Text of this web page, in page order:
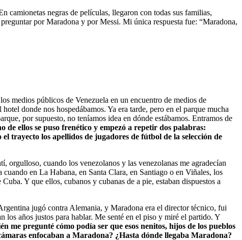
camionetas negras de películas, llegaron con todas sus familias,
por Maradona y por Messi. Mi única respuesta fue: “Maradona,
medios públicos de Venezuela en un encuentro de medios de
donde nos hospedábamos. Ya era tarde, pero en el parque mucha
por supuesto, no teníamos idea en dónde estábamos. Entramos de
ellos se puso frenético y empezó a repetir dos palabras:
trayecto los apellidos de jugadores de fútbol de la selección de
cuando los venezolanos y las venezolanas me agradecían
en La Habana, en Santa Clara, en Santiago o en Viñales, los
Y que ellos, cubanos y cubanas de a pie, estaban dispuestos a
jugó contra Alemania, y Maradona era el director técnico, fui
los años justos para hablar. Me senté en el piso y miré el partido. Y
me pregunté cómo podía ser que esos nenitos, hijos de los pueblos
enfocaban a Maradona? ¿Hasta dónde llegaba Maradona?